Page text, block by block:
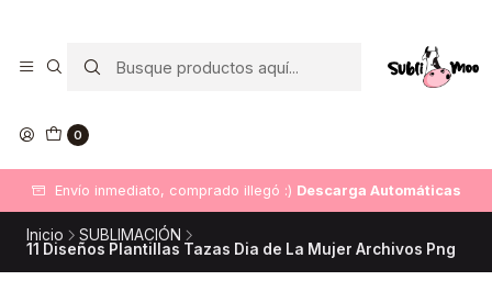
0
Envío inmediato, comprado illegó :) Descarga Automáticas
Inicio
SUBLIMACIÓN
11 Diseños Plantillas Tazas Dia de La Mujer Archivos Png